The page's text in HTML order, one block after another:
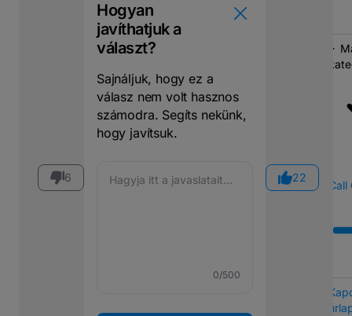
6
Hogyan
javíthatjuk a
választ?
Sajnáljuk, hogy ez a
válasz nem volt hasznos
számodra. Segíts nekünk,
hogy javítsuk.
0/500
22